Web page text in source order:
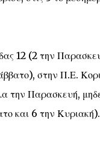
12 (2 την
στην Π.Ε.
την Παρασκευή,
και 6 την Κυριακή).